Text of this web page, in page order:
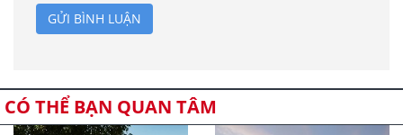
GỬI BÌNH LUẬN
CÓ THỂ BẠN QUAN TÂM